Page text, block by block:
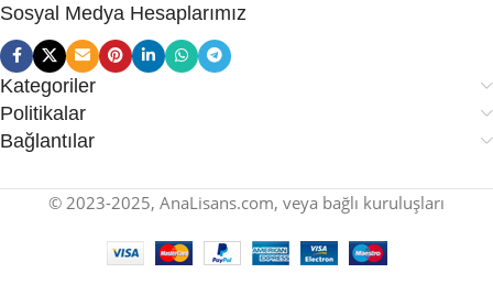
Sosyal Medya Hesaplarımız
Kategoriler
Politikalar
Bağlantılar
© 2023-2025, AnaLisans.com, veya bağlı kuruluşları